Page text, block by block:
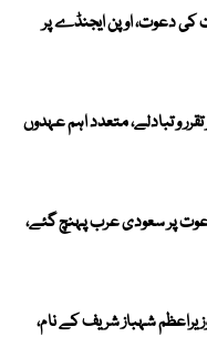
کی دعوت، اوپن ایجنڈے پر
و تبادلے، متعدد اہم عہدوں
پر سعودی عرب پہنچ گئے،
شہباز شریف کے نام،